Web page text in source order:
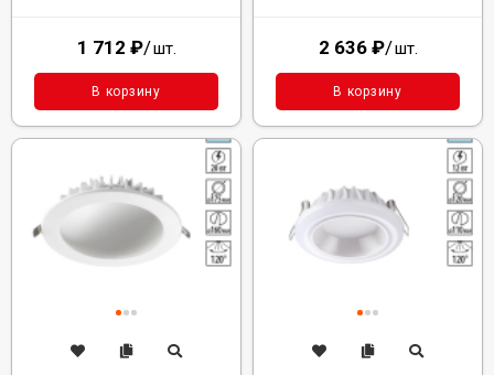
1 712 ₽/шт.
В корзину
2 636 ₽/шт.
В корзину